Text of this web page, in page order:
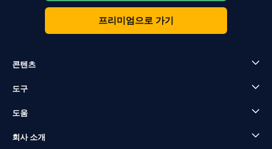
프리미엄으로 가기
콘텐츠
도구
도움
회사 소개